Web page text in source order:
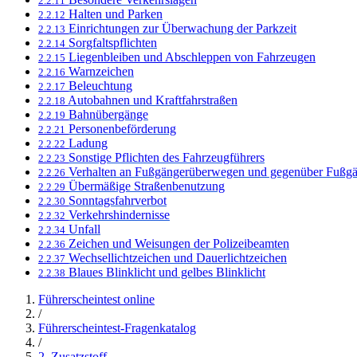
2.2.12 Halten und Parken
2.2.13 Einrichtungen zur Überwachung der Parkzeit
2.2.14 Sorgfaltspflichten
2.2.15 Liegenbleiben und Abschleppen von Fahrzeugen
2.2.16 Warnzeichen
2.2.17 Beleuchtung
2.2.18 Autobahnen und Kraftfahrstraßen
2.2.19 Bahnübergänge
2.2.21 Personenbeförderung
2.2.22 Ladung
2.2.23 Sonstige Pflichten des Fahrzeugführers
2.2.26 Verhalten an Fußgängerüberwegen und gegenüber
2.2.29 Übermäßige Straßenbenutzung
2.2.30 Sonntagsfahrverbot
2.2.32 Verkehrshindernisse
2.2.34 Unfall
2.2.36 Zeichen und Weisungen der Polizeibeamten
2.2.37 Wechsellichtzeichen und Dauerlichtzeichen
2.2.38 Blaues Blinklicht und gelbes Blinklicht
Führerscheintest online
/
Führerscheintest-Fragenkatalog
/